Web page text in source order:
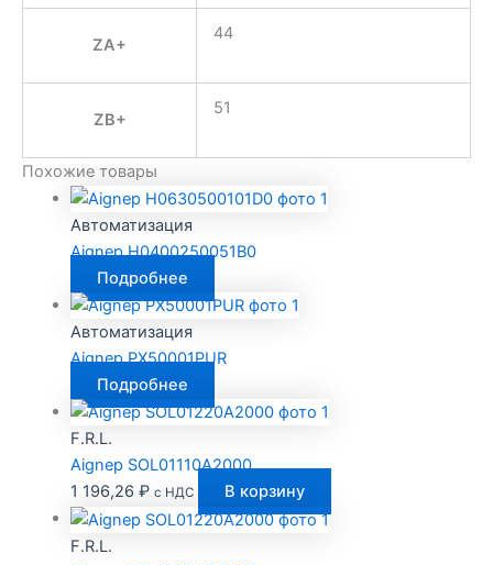
ZA+
44
ZB+
51
Похожие товары
Автоматизация
Aignep H0400250051B0
Подробнее
Автоматизация
Aignep PX50001PUR
Подробнее
F.R.L.
Aignep SOL01110A2000
1 196,26 ₽ с НДС В корзину
F.R.L.